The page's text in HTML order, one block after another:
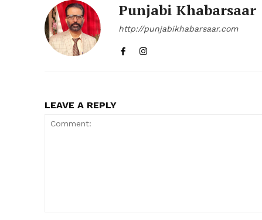
Punjabi Khabarsaar
http://punjabikhabarsaar.com
LEAVE A REPLY